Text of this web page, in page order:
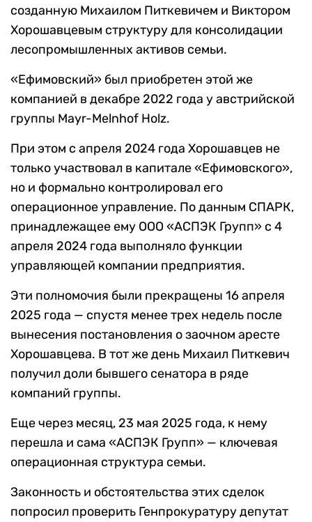
созданную Михаилом Питкевичем и Виктором
Хорошавцевым структуру для консолидации
лесопромышленных активов семьи.
«Ефимовский» был приобретен этой же
компанией в декабре 2022 года у австрийской
группы Mayr-Melnhof Holz.
При этом с апреля 2024 года Хорошавцев не
только участвовал в капитале «Ефимовского»,
но и формально контролировал его
операционное управление. По данным СПАРК,
принадлежащее ему ООО «АСПЭК Групп» с 4
апреля 2024 года выполняло функции
управляющей компании предприятия.
Эти полномочия были прекращены 16 апреля
2025 года — спустя менее трех недель после
вынесения постановления о заочном аресте
Хорошавцева. В тот же день Михаил Питкевич
получил доли бывшего сенатора в ряде
компаний группы.
Еще через месяц, 23 мая 2025 года, к нему
перешла и сама «АСПЭК Групп» — ключевая
операционная структура семьи.
Законность и обстоятельства этих сделок
попросил проверить Генпрокуратуру депутат